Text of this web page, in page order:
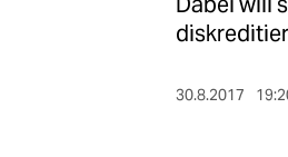
30.8.2017